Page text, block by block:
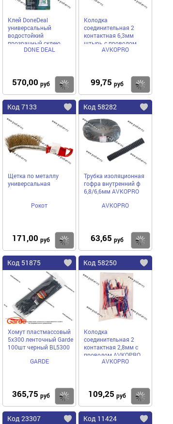
Клей DoneDeal
универсальный
водостойкий
прозрачный cклею
насмерть 30гр 6657
DONE DEAL
570,00 руб Купить
Колодка
соединительная 2
контактная 6,3мм
штырь с проводом
2,50мм AVKOPRO
AVKOPRO
99,75 руб
Код 7133
Щетка по металлу
универсальная
Рокот
171,00 руб Купить
Код 58282
Трубка изоляционная
гофра внутренний ф
6,8/6,6мм AVKOPRO
AVKOPRO
63,65 руб
Код 51875
Хомут пластмассовый
5х300 ленточный Garde
100шт черный BL5300
GARDE
365,75 руб Купить
Код 58250
Колодка
соединительная 2
контактная 2,8мм с
проводом AVKOPRO
AVKOPRO
109,25 руб
Код 23307 Код 11424